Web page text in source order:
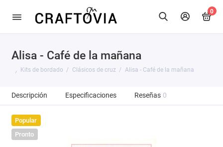
0
Alisa - Café de la mañana
Kits de bordado Clásicos de cruz Alisa - Café de la mañana
Descripción Especificaciones Reseñas 0
Popular
Pronto